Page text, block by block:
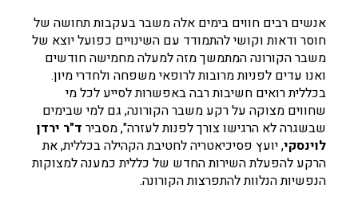
אנשים רבים חווים בימים אלה משבר בעקבות תחושה של
חוסר ודאות וקושי להתמודד עם השינויים כפועל יוצא של
משבר הקורונה המתמשך מזה למעלה מחמישה חודשים
ואנו עדים לפניות מרובות לרופאי משפחה ולחדרי מיון.
בכללית רואים חשיבות רבה באפשרות לסייע לכל מי
שחווים מצוקה על רקע משבר הקורונה, גם למי שבימים
שבשגרה לא הרגישו צורך לפנות לעזרה", מסביר ד"ר ירדן
לוינסקי, יועץ פסיכיאטריה לחטיבת הקהילה בכללית, את
הרקע להפעלת השירות החדש של כללית כמענה למצוקות
הנפשיות הנלוות להתפרצות הקורונה.